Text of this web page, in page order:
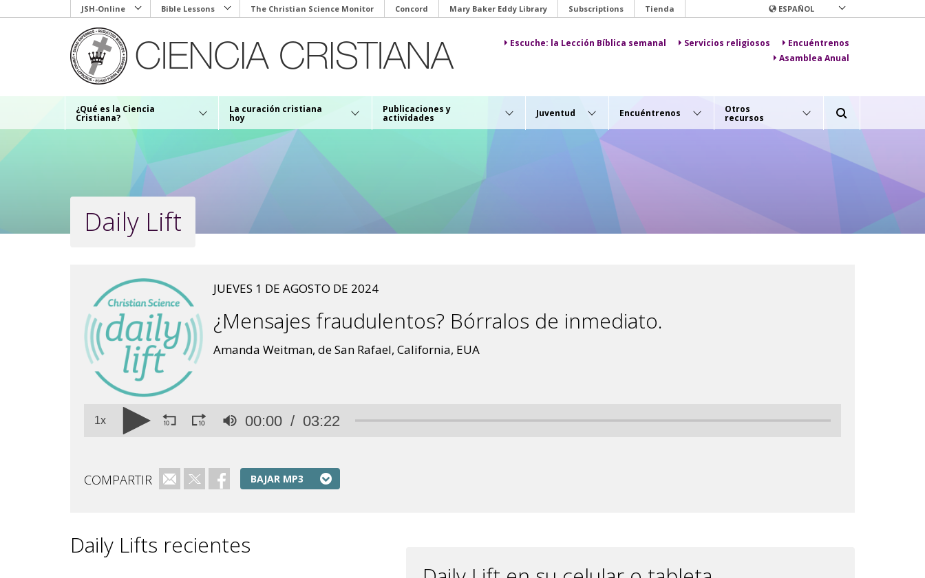
to
JSH-Online Bible Lessons The Christian Science Monitor Concord Mary Baker Eddy Library Subscriptions Tienda ESPAÑOL
Escuche: la Lección Bíblica semanal Servicios religiosos
Encuéntrenos
Asamblea Anual
¿Qué es la Ciencia
Cristiana?
La curación cristiana
hoy
Publicaciones y
actividades Juventud Encuéntrenos Otros
recursos
Daily Lift
JUEVES 1 DE AGOSTO DE 2024
¿Mensajes fraudulentos? Bórralos de inmediato.
Amanda Weitman, de San Rafael, California, EUA
90%
1x 00:00 03:22
COMPARTIR Correo electrónico
TwitterFacebookBAJAR MP3
Daily Lifts recientes